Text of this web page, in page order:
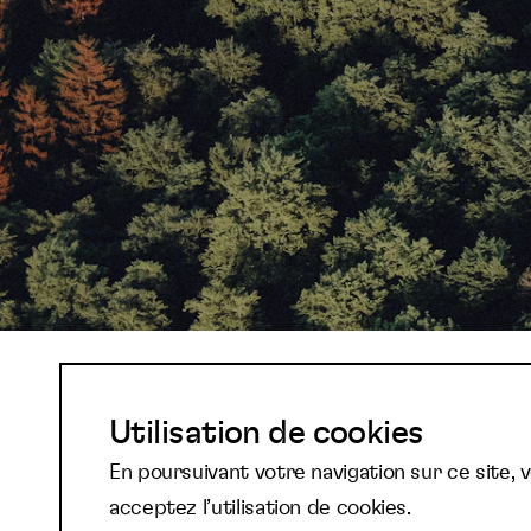
Abonnez-vous à
newsletter et
Utilisation de cookies
En poursuivant votre navigation sur ce site,
acceptez l’utilisation de cookies.